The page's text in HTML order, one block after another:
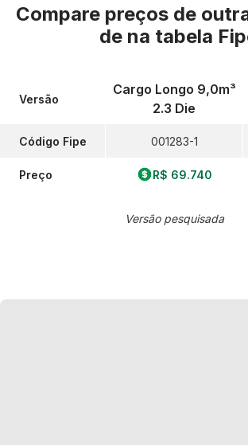
Compare preços de
de na tabela
Versão
Código Fipe
Preço
Cargo Longo 9,0m³
2.3 Die
001283-1
R$ 69.740
Versão pesquisada